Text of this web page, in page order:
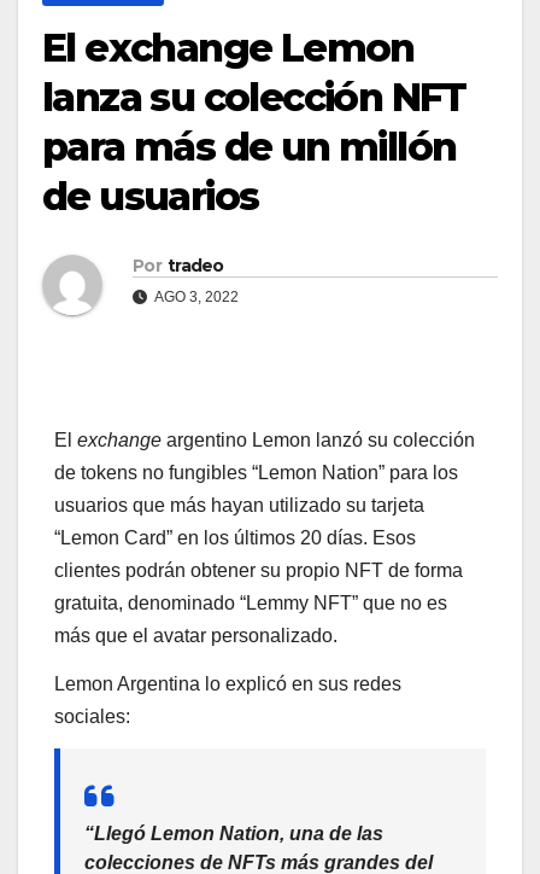
El exchange Lemon
lanza su colección NFT
para más de un millón
de usuarios
Por tradeo
AGO 3, 2022
El exchange argentino Lemon lanzó su colección
de tokens no fungibles “Lemon Nation” para los
usuarios que más hayan utilizado su tarjeta
“Lemon Card” en los últimos 20 días. Esos
clientes podrán obtener su propio NFT de forma
gratuita, denominado “Lemmy NFT” que no es
más que el avatar personalizado.
Lemon Argentina lo explicó en sus redes
sociales:
“Llegó Lemon Nation, una de las
colecciones de NFTs más grandes del